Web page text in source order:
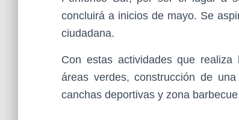
concluirá a inicios de mayo. Se
ciudadana.
Con estas actividades que
áreas verdes, construcción de
canchas deportivas y zona